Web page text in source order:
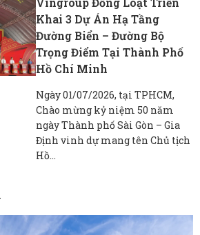
Khai 3 Dự Án Hạ Tầng
Đường Biển – Đường Bộ
Trọng Điểm Tại Thành Phố
Hồ Chí Minh
Ngày 01/07/2026, tại TPHCM,
Chào mừng kỷ niệm 50 năm
ngày Thành phố Sài Gòn – Gia
Định vinh dự mang tên Chủ tịch
Hồ...